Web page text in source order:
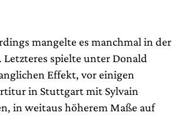
mangelte es manchmal in der
spielte unter Donald
Effekt, vor einigen
in Stuttgart mit Sylvain
in weitaus höherem Maße auf